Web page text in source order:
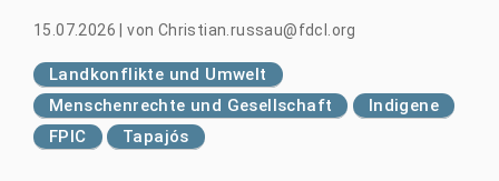
15.07.2026 |von Christian.russau@fdcl.org
Landkonflikte und Umwelt
Menschenrechte und Gesellschaft
Indigene
FPIC
Tapajós